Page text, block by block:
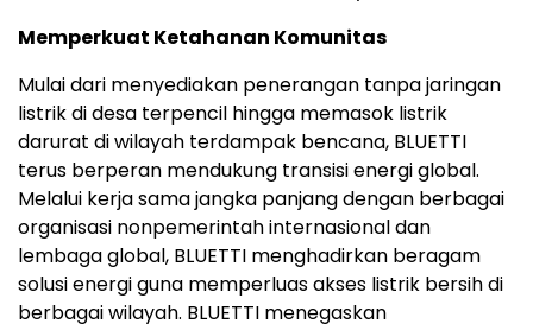
Memperkuat Ketahanan Komunitas
Mulai dari menyediakan penerangan tanpa jaringan
listrik di desa terpencil hingga memasok listrik
darurat di wilayah terdampak bencana, BLUETTI
terus berperan mendukung transisi energi global.
Melalui kerja sama jangka panjang dengan berbagai
organisasi nonpemerintah internasional dan
lembaga global, BLUETTI menghadirkan beragam
solusi energi guna memperluas akses listrik bersih di
berbagai wilayah. BLUETTI menegaskan